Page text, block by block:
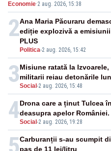
Economie·2 aug. 2026, 15:38
2
Politica-2 aug. 2026, 15:42
Ana Maria Păcuraru
ediție explozivă a
PLUS
3Social -2 aug. 2026, 15:48
Misiune ratată la
militarii reiau detonările
4Social -2 aug. 2026, 19:28
Drona care a ținut Tulcea
deasupra apelor
Carburanții s-au scumpit
pas de 11 lei/litru